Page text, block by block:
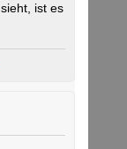
ist es